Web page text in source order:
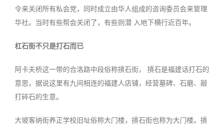
令来关闭所有私会党，同时成立由华人组成的咨询委员会来管理
华社。当时有些帮会关闭了，有些则潜 入地下横行近百年。
杠石街不只是打石而已
阿卡夫桥这一带的合洛路中段俗称摃石街， 摃石是福建话打石的
意思，据说这里有九间相连的福建人店铺，经营墓碑、石磨、敲
打碎石的生意。
大坡客纳街养正学校旧址俗称大门楼，摃石街也称为大门楼。摃